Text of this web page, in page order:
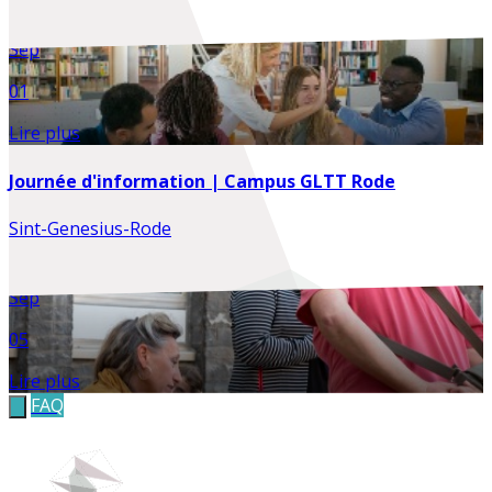
Sep
01
Lire plus
Journée d'information | Campus GLTT Rode
Sint-Genesius-Rode
Sep
05
Lire plus
FAQ